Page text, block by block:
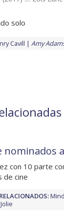
solo
Cavill Amy
nominados
con 10 parte
de cine